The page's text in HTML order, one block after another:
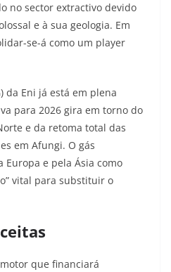
no sector extractivo devido
e à sua geologia. Em
se-á como um player
da Eni já está em plena
para 2026 gira em torno do
e da retoma total das
em Afungi. O gás
Europa e pela Ásia como
vital para substituir o
que financiará